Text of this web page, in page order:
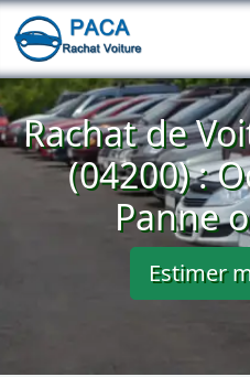
Rachat de
(04200) :
Panne
Estimer